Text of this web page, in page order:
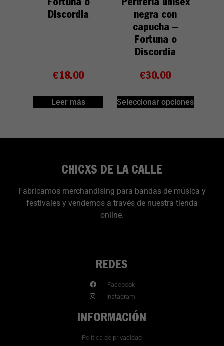
Discordia
€18.00
Leer más
negra con
capucha –
Fortuna o
Discordia
€30.00
Seleccionar opciones
CHICXS DE LA CALLE
Fabricamos merchandising para bandas de música y
festivales y vendemos a través de nuestra tienda
online.
REDES
Facebook
Instagram
INFORMACIÓN
Política de privacidad